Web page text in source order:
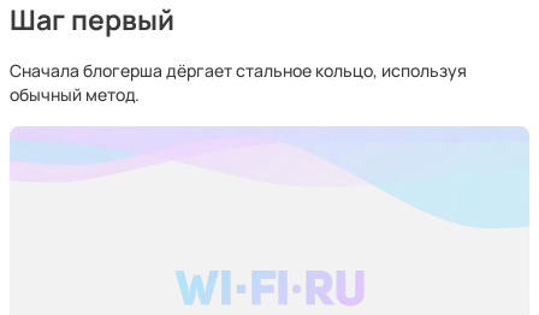
Шаг первый
Сначала блогерша дёргает стальное кольцо, используя
обычный метод.